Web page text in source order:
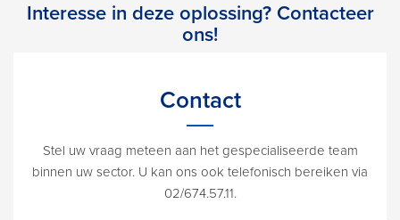
Interesse in deze oplossing? Contacteer
ons!
Contact
Stel uw vraag meteen aan het gespecialiseerde team
binnen uw sector. U kan ons ook telefonisch bereiken via
02/674.57.11.